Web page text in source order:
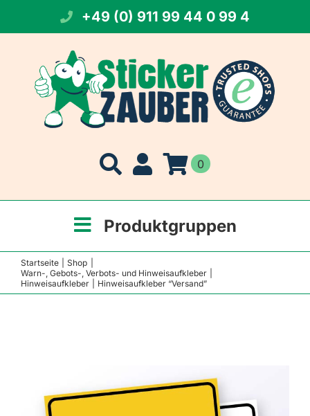
springen
+49 (0) 911 99 44 0 99 4
0
Produktgruppen
Startseite
Shop
Warn-, Gebots-, Verbots- und Hinweisaufkleber
Hinweisaufkleber
Hinweisaufkleber “Versand”